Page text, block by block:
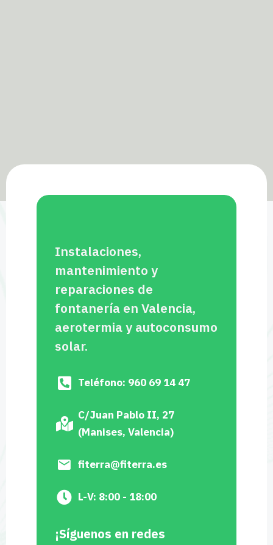
Instalaciones,
mantenimiento y
reparaciones de
fontanería en Valencia,
aerotermia y autoconsumo
solar.
Teléfono: 960 69 14 47
C/Juan Pablo II, 27
(Manises, Valencia)
fiterra@fiterra.es
L-V: 8:00 - 18:00
¡Síguenos en redes